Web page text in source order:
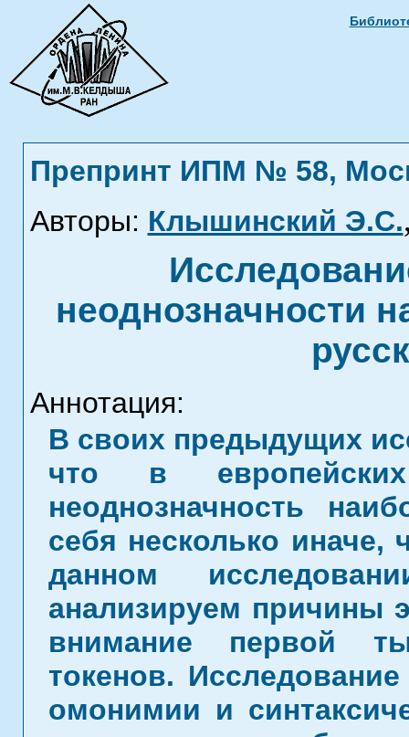
Препринт ИПМ № 58,
Авторы: Клышинский Э.С.
неоднозначности
Аннотация:
В своих предыдущих
что в
неоднозначность
себя несколько
данном
анализируем причины
внимание первой
токенов.
омонимии и